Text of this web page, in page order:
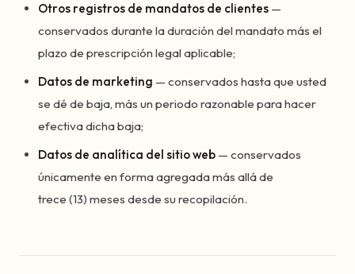
Otros registros de mandatos de clientes —
conservados durante la duración del mandato más el
plazo de prescripción legal aplicable;
Datos de marketing — conservados hasta que usted
se dé de baja, más un periodo razonable para hacer
efectiva dicha baja;
Datos de analítica del sitio web — conservados
únicamente en forma agregada más allá de
trece (13) meses desde su recopilación.